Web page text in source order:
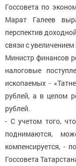
Госсовета по
Марат Галеев
перспектив
связи с
Министр финансов
налоговые
ископаемых -
рублей, а в целом
рублей.
- С учетом того,
поднимаются,
компенсируется, -
Госсовета